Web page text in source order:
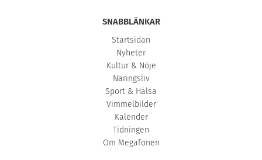
SNABBLÄNKAR
Startsidan
Nyheter
Kultur & Nöje
Näringsliv
Sport & Hälsa
Vimmelbilder
Kalender
Tidningen
Om Megafonen